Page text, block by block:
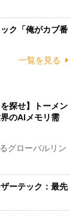
ク「俺がカブ番
一覧を見る
探せ】トーメン
のAIメモリ需
グローバルリン
ーテック：最先